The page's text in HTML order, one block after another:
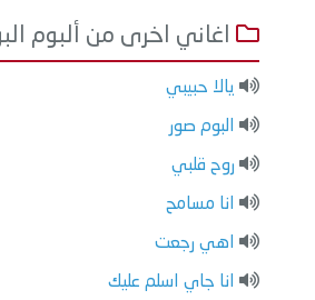
اغاني اخرى من ألبوم
يالا حبيبي
البوم صور
روح قلبي
انا مسامح
اهي رجعت
انا جاي اسلم عليك